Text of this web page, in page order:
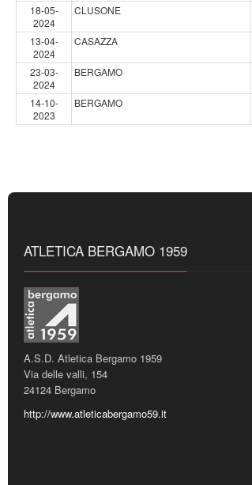
18-05-
2024
CLUSONE
13-04-
2024
CASAZZA
23-03-
2024
BERGAMO
14-10-
2023
BERGAMO
ATLETICA BERGAMO 1959
A.S.D. Atletica Bergamo 1959
Via delle valli, 154
24124 Bergamo
http://www.atleticabergamo59.it